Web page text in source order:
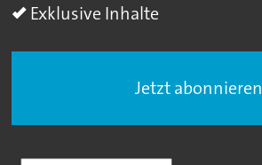
Exklusive Inhalte
Jetzt abonnieren